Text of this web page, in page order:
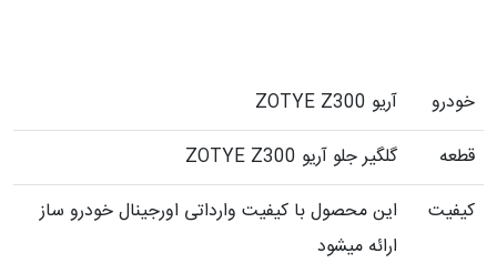
خودرو
آريو ZOTYE Z300
قطعه
گلگیر جلو آریو ZOTYE Z300
کیفیت
این محصول با کیفیت وارداتی اورجینال خودرو ساز
ارائه میشود